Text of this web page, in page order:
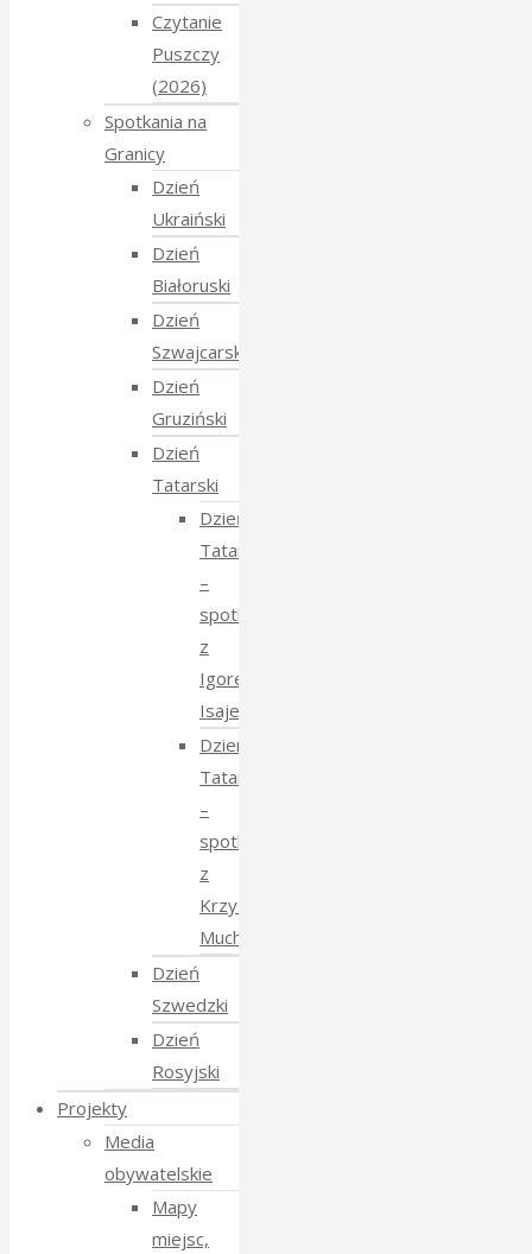
Czytanie
Puszczy
(2026)
Spotkania na
Granicy
Dzień
Ukraiński
Dzień
Białoruski
Dzień
Szwajcarski
Dzień
Gruziński
Dzień
Tatarski
Dzień
Tatarski
–
spotkanie
z
Igorem
Isajewem
Dzien
Tatarski
–
spotkanie
z
Krzysztofem
Mucharskim
Dzień
Szwedzki
Dzień
Rosyjski
Projekty
Media
obywatelskie
Mapy
miejsc,